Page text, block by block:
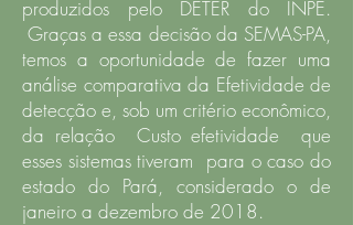
produzidos pelo DETER do INPE.
Graças a essa decisão da SEMAS-PA,
temos a oportunidade de fazer uma
análise comparativa da Efetividade de
detecção e, sob um critério econômico,
da relação Custo efetividade que
esses sistemas tiveram para o caso do
estado do Pará, considerado o de
janeiro a dezembro de 2018.